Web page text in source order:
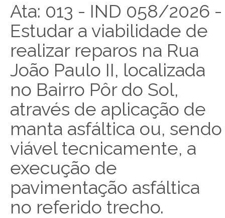
Ata: 013 - IND 058/2026 -
Estudar a viabilidade de
realizar reparos na Rua
João Paulo II, localizada
no Bairro Pôr do Sol,
através de aplicação de
manta asfáltica ou, sendo
viável tecnicamente, a
execução de
pavimentação asfáltica
no referido trecho.